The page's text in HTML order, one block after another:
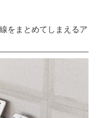
をまとめてしまえるア